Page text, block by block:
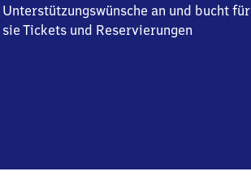
Unterstützungswünsche an und bucht für
sie Tickets und Reservierungen